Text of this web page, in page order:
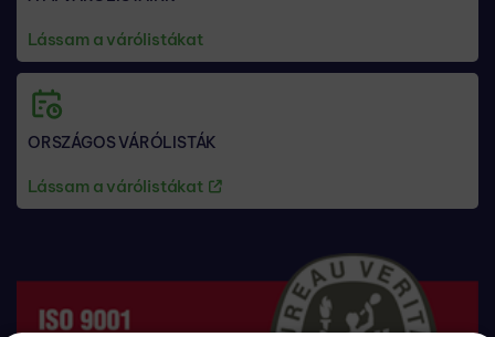
Lássam a várólistákat
ORSZÁGOS VÁRÓLISTÁK
Lássam a várólistákat